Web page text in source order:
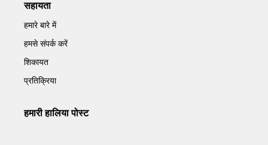
सहायता
हमारे बारे में
हमसे संपर्क करें
शिकायत
प्रतिक्रिया
हमारी हालिया पोस्ट